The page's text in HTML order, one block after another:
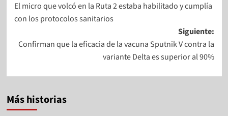
El micro que volcó en la Ruta 2 estaba habilitado y cumplía
con los protocolos sanitarios
Siguiente:
Confirman que la eficacia de la vacuna Sputnik V contra la
variante Delta es superior al 90%
Más historias